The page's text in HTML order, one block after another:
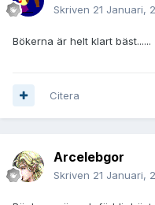
Skriven 21 Januari,
Bökerna är helt klart bäst......
Citera
Arcelebgor
Skriven 21 Januari,